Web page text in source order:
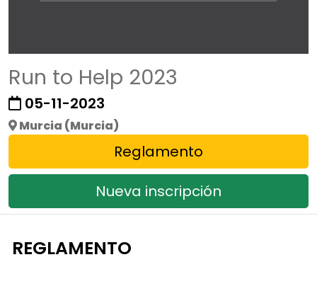
Run to Help 2023
05-11-2023
Murcia (Murcia)
Reglamento
Nueva inscripción
REGLAMENTO